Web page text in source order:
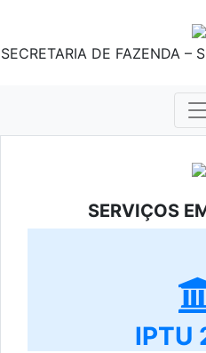
SECRETARIA DE FAZENDA –
SERVIÇOS
IPTU